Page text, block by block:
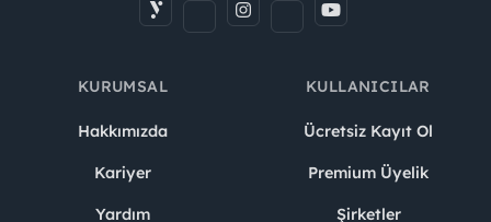
KURUMSAL
Hakkımızda
Kariyer
Yardım
KULLANICILAR
Ücretsiz Kayıt Ol
Premium Üyelik
Şirketler